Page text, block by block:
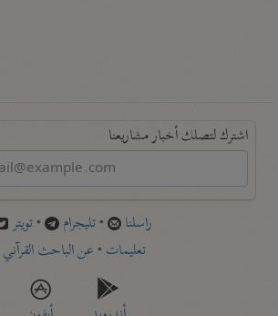
اشترك لتصلك أخبار مشاريعنا
راسلنا •تليجرام •تويتر
تعليمات •عن الباحث القرآني